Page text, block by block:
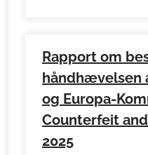
Rapport om
håndhævelsen
og Europa-
Counterfeit
2025